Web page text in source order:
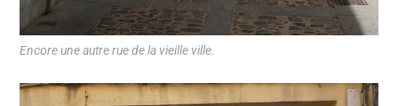
Encore une autre rue de la vieille ville.